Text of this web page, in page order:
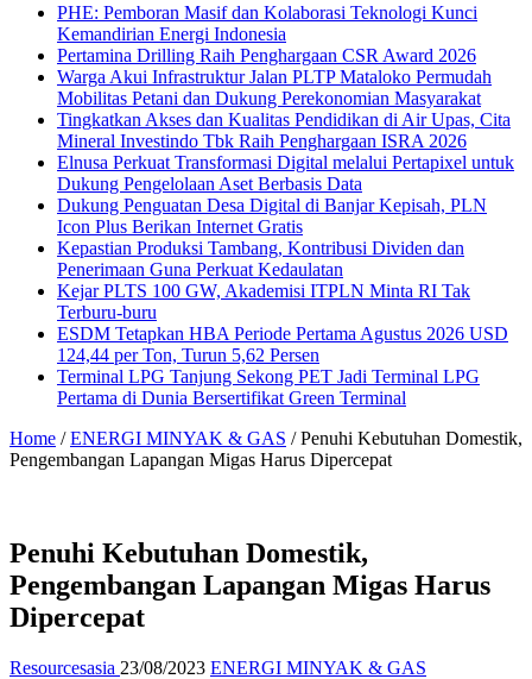
PHE: Pemboran Masif dan Kolaborasi Teknologi Kunci
Kemandirian Energi Indonesia
Pertamina Drilling Raih Penghargaan CSR Award 2026
Warga Akui Infrastruktur Jalan PLTP Mataloko Permudah
Mobilitas Petani dan Dukung Perekonomian Masyarakat
Tingkatkan Akses dan Kualitas Pendidikan di Air Upas, Cita
Mineral Investindo Tbk Raih Penghargaan ISRA 2026
Elnusa Perkuat Transformasi Digital melalui Pertapixel untuk
Dukung Pengelolaan Aset Berbasis Data
Dukung Penguatan Desa Digital di Banjar Kepisah, PLN
Icon Plus Berikan Internet Gratis
Kepastian Produksi Tambang, Kontribusi Dividen dan
Penerimaan Guna Perkuat Kedaulatan
Kejar PLTS 100 GW, Akademisi ITPLN Minta RI Tak
Terburu-buru
ESDM Tetapkan HBA Periode Pertama Agustus 2026 USD
124,44 per Ton, Turun 5,62 Persen
Terminal LPG Tanjung Sekong PET Jadi Terminal LPG
Pertama di Dunia Bersertifikat Green Terminal
Home / ENERGI MINYAK & GAS / Penuhi Kebutuhan Domestik,
Pengembangan Lapangan Migas Harus Dipercepat
Penuhi Kebutuhan Domestik,
Pengembangan Lapangan Migas Harus
Dipercepat
Resourcesasia 23/08/2023 ENERGI MINYAK & GAS